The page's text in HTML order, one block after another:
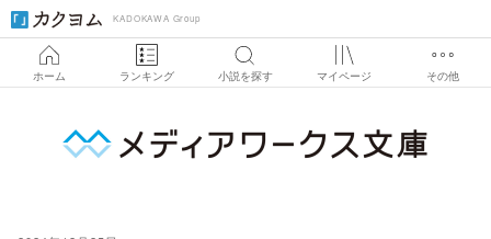
KADOKAWA Group
ホーム ランキング 小説を探す マイページ その他